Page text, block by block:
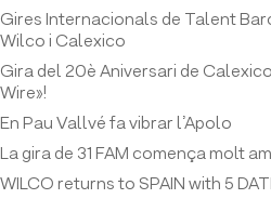
Gires Internacionals de Talent
Wilco i Calexico
Gira del 20è Aniversari de
Wire»!
En Pau Vallvé fa vibrar l’Apolo
La gira de 31 FAM comença molt
WILCO returns to SPAIN with 5